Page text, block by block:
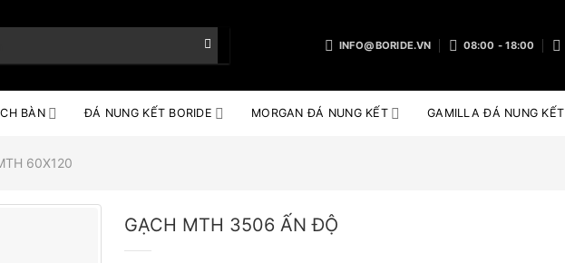
INFO@BORIDE.VN 08:00 - 18:00
BÀN ĐÁ NUNG KẾT BORIDE MORGAN ĐÁ NUNG KẾT GAMILLA ĐÁ NUNG KẾT
60X120
GẠCH MTH 3506 ẤN ĐỘ